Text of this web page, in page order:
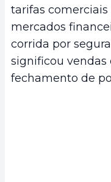
tarifas
mercados
corrida por
significou vendas
fechamento de